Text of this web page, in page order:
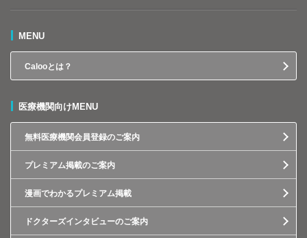
MENU
Calooとは？
医療機関向けMENU
無料医療機関会員登録のご案内
プレミアム掲載のご案内
漫画でわかるプレミアム掲載
ドクターズインタビューのご案内